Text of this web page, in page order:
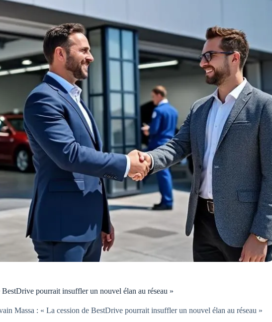
pourrait insuffler un nouvel élan au réseau »
Massa : « La cession de BestDrive pourrait insuffler un nouvel élan au réseau »